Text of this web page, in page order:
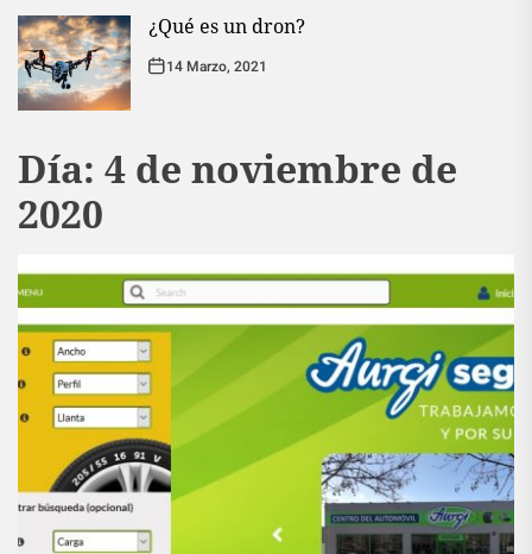
¿Qué es un dron?
14 Marzo, 2021
Día: 4 de noviembre de
2020